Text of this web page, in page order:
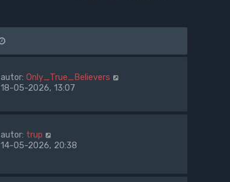
autor: Only_True_Believers
18-05-2026, 13:07
autor: trup
14-05-2026, 20:38